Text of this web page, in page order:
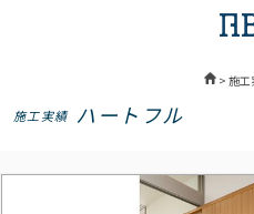
> 施工
施工実績 ハートフル